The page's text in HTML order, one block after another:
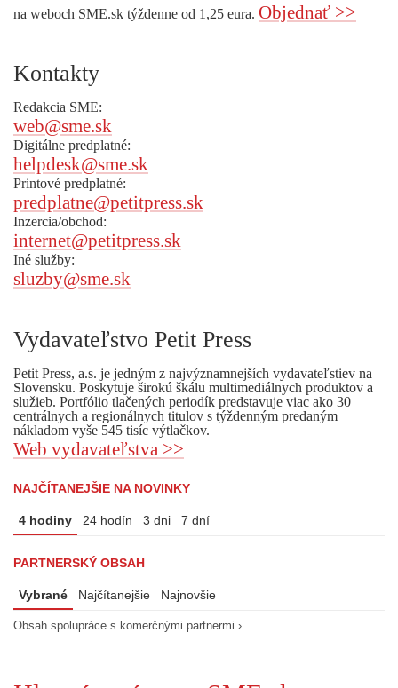
na weboch SME.sk týždenne od 1,25 eura. Objednať >>
Kontakty
Redakcia SME:
web@sme.sk
Digitálne predplatné:
helpdesk@sme.sk
Printové predplatné:
predplatne@petitpress.sk
Inzercia/obchod:
internet@petitpress.sk
Iné služby:
sluzby@sme.sk
Vydavateľstvo Petit Press
Petit Press, a.s. je jedným z najvýznamnejších vydavateľstiev na
Slovensku. Poskytuje širokú škálu multimediálnych produktov a
služieb. Portfólio tlačených periodík predstavuje viac ako 30
centrálnych a regionálnych titulov s týždenným predaným
nákladom vyše 545 tisíc výtlačkov.
Web vydavateľstva >>
NAJČÍTANEJŠIE NA NOVINKY
4 hodiny 24 hodín 3 dni 7 dní
PARTNERSKÝ OBSAH
Vybrané Najčítanejšie Najnovšie
Obsah spolupráce s komerčnými partnermi ›